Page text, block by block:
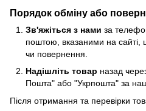
Порядок обміну або
Зв'яжіться з нами за
поштою, вказаними на сайті,
чи повернення.
Надішліть товар назад
Пошта" або "Укрпошта" за
Після отримання та перевірки